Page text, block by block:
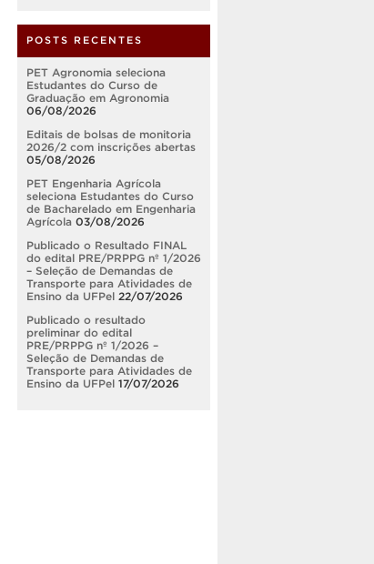
POSTS RECENTES
PET Agronomia seleciona
Estudantes do Curso de
Graduação em Agronomia
06/08/2026
Editais de bolsas de monitoria
2026/2 com inscrições abertas
05/08/2026
PET Engenharia Agrícola
seleciona Estudantes do Curso
de Bacharelado em Engenharia
Agrícola 03/08/2026
Publicado o Resultado FINAL
do edital PRE/PRPPG nº 1/2026
– Seleção de Demandas de
Transporte para Atividades de
Ensino da UFPel 22/07/2026
Publicado o resultado
preliminar do edital
PRE/PRPPG nº 1/2026 –
Seleção de Demandas de
Transporte para Atividades de
Ensino da UFPel 17/07/2026